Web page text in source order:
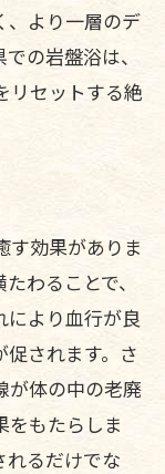
識
廃物の排出
浴を楽しむ
、より一層のデ
の岩盤浴は、
リセットする絶
す効果がありま
わることで、
により血行が良
されます。さ
が体の中の老廃
をもたらしま
れるだけでな